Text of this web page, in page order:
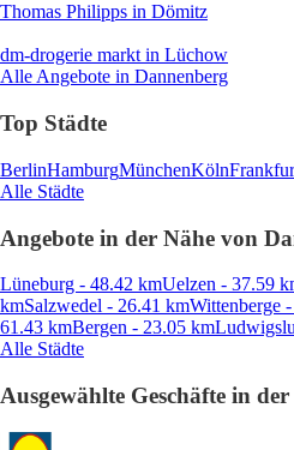
Thomas Philipps in Dömitz
dm-drogerie markt in Lüchow
Alle Angebote in Dannenberg
Top Städte
BerlinHamburgMünchenKöln
Alle Städte
Angebote in der Nähe von
Lüneburg - 48.42 kmUelzen - 37.59
kmSalzwedel - 26.41 kmWittenberge
61.43 kmBergen - 23.05 km
Alle Städte
Ausgewählte Geschäfte in